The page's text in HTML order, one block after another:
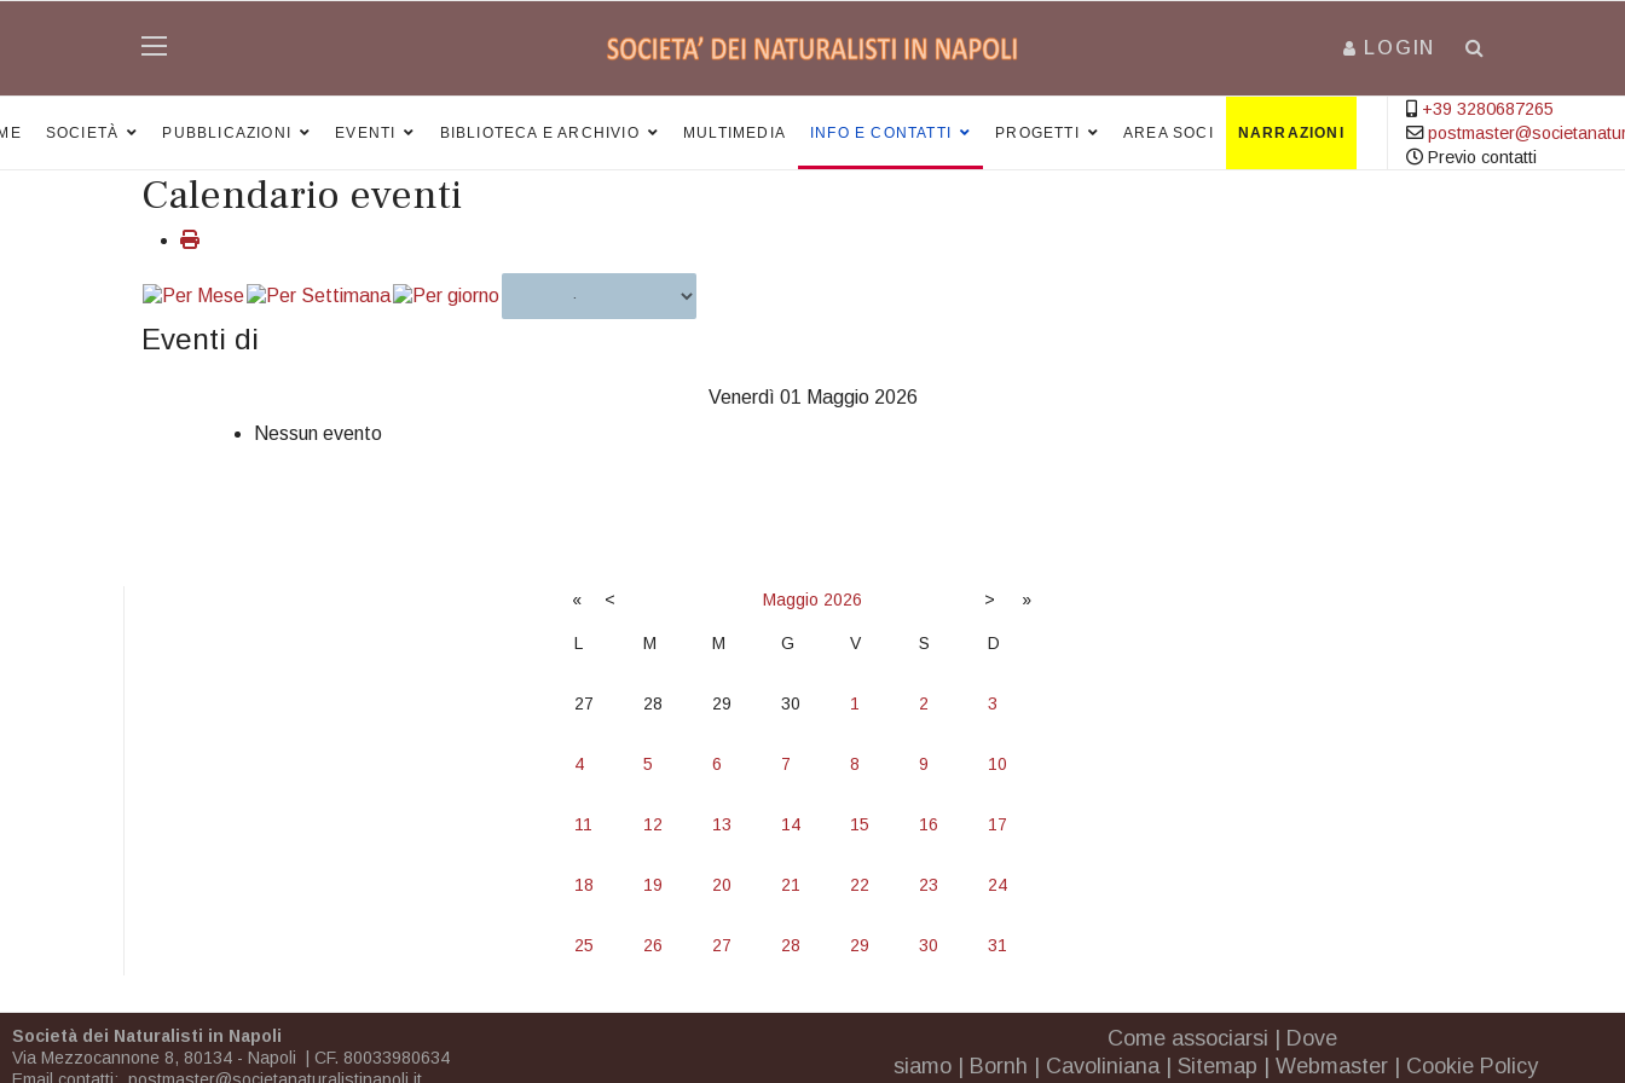
LOGIN
SOCIETÀ PUBBLICAZIONI EVENTI BIBLIOTECA E ARCHIVIO MULTIMEDIA INFO E CONTATTI PROGETTI AREA SOCI NARRAZIONI
+39 3280687265
Previo contatti
Calendario eventi
Eventi di
Venerdì 01 Maggio 2026
Nessun evento
« < Maggio 2026 > »
L M M G V S D
27 28 29 30 1 2 3
4 5 6 7 8 9 10
11 12 13 14 15 16 17
18 19 20 21 22 23 24
25 26 27 28 29 30 31
Società dei Naturalisti in Napoli
Via Mezzocannone 8, 80134 - Napoli | CF. 80033980634
Come associarsi
Dove
siamo
Bornh Cavoliniana| Sitemap Webmaster Cookie Policy